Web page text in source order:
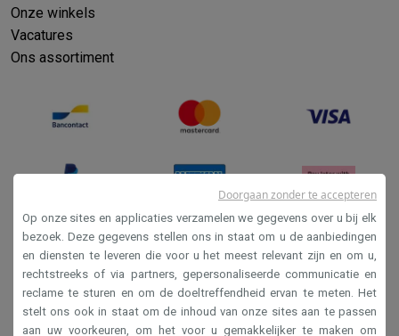
Onze winkels
Vacatures
Ons assortiment
Verkoopsvoorwaarden
Privacy
Disclaimer
Op onze sites en applicaties verzamelen we gegevens over u bij elk
bezoek. Deze gegevens stellen ons in staat om u de aanbiedingen
en diensten te leveren die voor u het meest relevant zijn en om u,
rechtstreeks of via partners, gepersonaliseerde communicatie en
reclame te sturen en om de doeltreffendheid ervan te meten. Het
stelt ons ook in staat om de inhoud van onze sites aan te passen
aan uw voorkeuren, om het voor u gemakkelijker te maken om
Doorgaan zonder te accepteren